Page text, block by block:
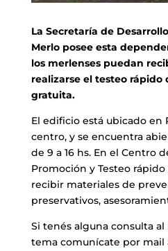
La Secretaría de
Merlo posee esta
los merlenses puedan
realizarse el testeo rápido
gratuita.
El edificio está ubicado en
centro, y se encuentra
de 9 a 16 hs. En el Centro
Promoción y Testeo rápido
recibir materiales de
preservativos,
Si tenés alguna consulta
tema comunícate por mail